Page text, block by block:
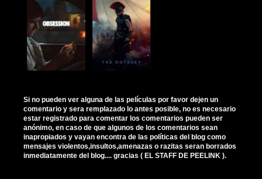
Si no pueden ver alguna de las películas por favor dejen un
comentario y sera remplazado lo antes posible, no es necesario
estar registrado para comentar los comentarios pueden ser
anónimo, en caso de que algunos de los comentarios sean
inapropiados y vayan encontra de las políticas del blog como
mensajes violentos,insultos,amenazas o razitas seran borrados
inmediatamente del blog.... gracias ( EL STAFF DE PEELINK ).